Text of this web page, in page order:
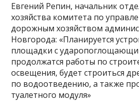
Евгений Репин, начальник
хозяйства комитета по
дорожным хозяйством
Новгорода: «Планируется
площадки с
продолжатся работы по
освещения, будет строиться
по водоотведению, а также
туалетного модуля»